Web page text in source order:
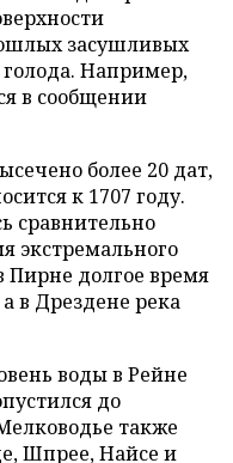
засушливых
Например,
в сообщении
более 20 дат,
к 1707 году.
сравнительно
экстремального
Пирне долгое время
в Дрездене река
воды в Рейне
до
также
Шпрее, Найсе и